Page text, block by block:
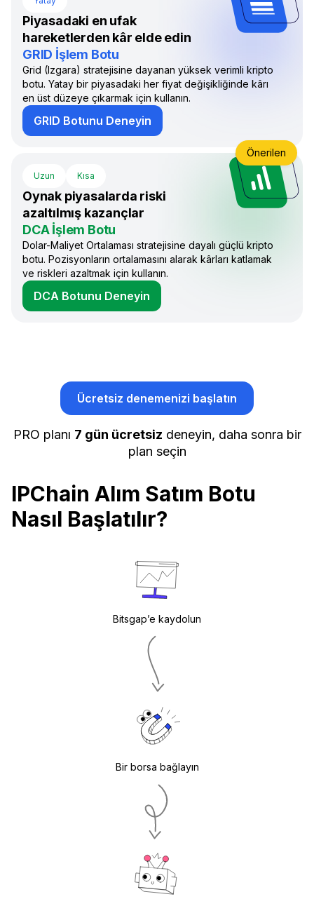
Piyasadaki en ufak
hareketlerden kâr elde edin
GRID İşlem Botu
Grid (Izgara) stratejisine dayanan yüksek verimli kripto
botu. Yatay bir piyasadaki her fiyat değişikliğinde kârı
en üst düzeye çıkarmak için kullanın.
GRID Botunu Deneyin
Uzun Kısa
Oynak piyasalarda riski
azaltılmış kazançlar
DCA İşlem Botu
Dolar-Maliyet Ortalaması stratejisine dayalı güçlü kripto
botu. Pozisyonların ortalamasını alarak kârları katlamak
ve riskleri azaltmak için kullanın.
DCA Botunu Deneyin
Önerilen
Ücretsiz denemenizi başlatın
PRO planı 7 gün ücretsiz deneyin, daha sonra bir
plan seçin
IPChain Alım Satım Botu
Nasıl Başlatılır?
Bitsgap’e kaydolun
Bir borsa bağlayın